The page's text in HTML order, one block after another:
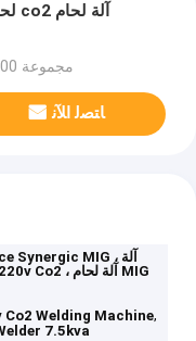
MOQ：500 مجموعة
ﺎﺘﺼﻟ ﺍﻶﻧ
Co2 Welding Machine,
7.5kva